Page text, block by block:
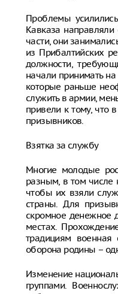
Проблемы
Кавказа
части, они
из Прибалтийских
должности,
начали принимать на
которые раньше
служить в армии,
привели к тому, что
призывников.
Взятка за службу
Многие молодые
разным, в том числе
чтобы их взяли
страны. Для
скромное денежное
местах.
традициям военная
оборона родины –
Изменение
группами.